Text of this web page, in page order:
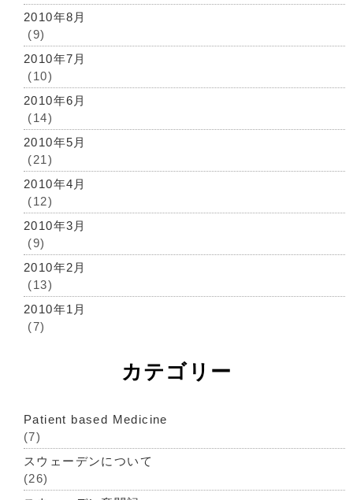
2010年8月
(9)
2010年7月
(10)
2010年6月
(14)
2010年5月
(21)
2010年4月
(12)
2010年3月
(9)
2010年2月
(13)
2010年1月
(7)
カテゴリー
Patient based Medicine
(7)
スウェーデンについて
(26)